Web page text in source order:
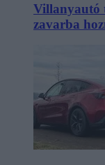
Villanyautó
zavarba